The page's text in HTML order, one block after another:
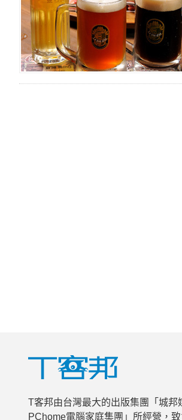
T客邦由台灣最大的出版集團「城邦
PChome電腦家庭集團」所經營，